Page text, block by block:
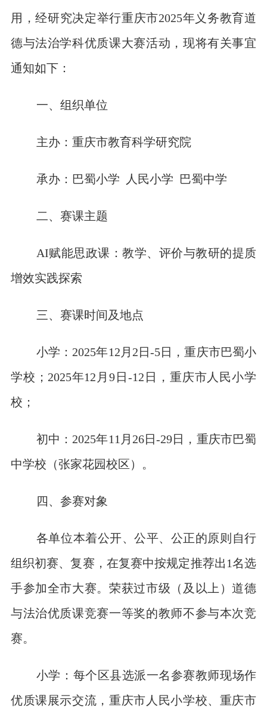
用，经研究决定举行重庆市2025年义务教育道
德与法治学科优质课大赛活动，现将有关事宜
通知如下：
一、组织单位
主办：重庆市教育科学研究院
承办：巴蜀小学 人民小学 巴蜀中学
二、赛课主题
AI赋能思政课：教学、评价与教研的提质
增效实践探索
三、赛课时间及地点
小学：2025年12月2日-5日，重庆市巴蜀小
学校；2025年12月9日-12日，重庆市人民小学
校；
初中：2025年11月26日-29日，重庆市巴蜀
中学校（张家花园校区）。
四、参赛对象
各单位本着公开、公平、公正的原则自行
组织初赛、复赛，在复赛中按规定推荐出1名选
手参加全市大赛。荣获过市级（及以上）道德
与法治优质课竞赛一等奖的教师不参与本次竞
赛。
小学：每个区县选派一名参赛教师现场作
优质课展示交流，重庆市人民小学校、重庆市